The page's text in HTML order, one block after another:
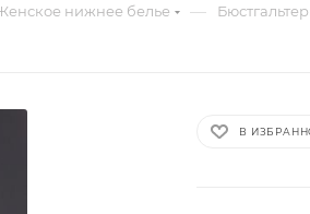
нижнее белье —
В